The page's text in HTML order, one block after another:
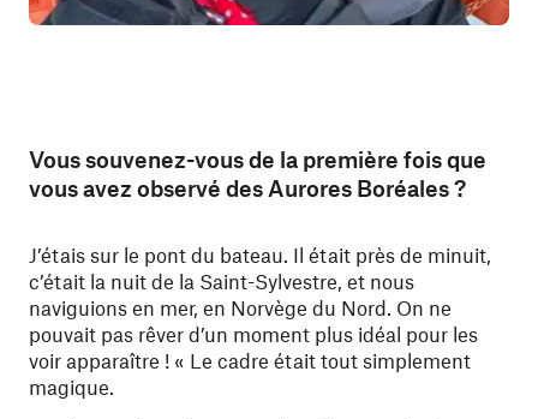
Vous souvenez-vous de la première fois que
vous avez observé des Aurores Boréales ?
J’étais sur le pont du bateau. Il était près de minuit,
c’était la nuit de la Saint-Sylvestre, et nous
naviguions en mer, en Norvège du Nord. On ne
pouvait pas rêver d’un moment plus idéal pour les
voir apparaître ! « Le cadre était tout simplement
magique.